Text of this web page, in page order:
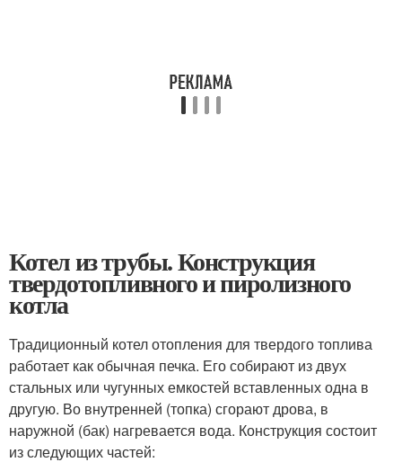
Котел из трубы. Конструкция
твердотопливного и пиролизного
котла
Традиционный котел отопления для твердого топлива
работает как обычная печка. Его собирают из двух
стальных или чугунных емкостей вставленных одна в
другую. Во внутренней (топка) сгорают дрова, в
наружной (бак) нагревается вода. Конструкция состоит
из следующих частей: